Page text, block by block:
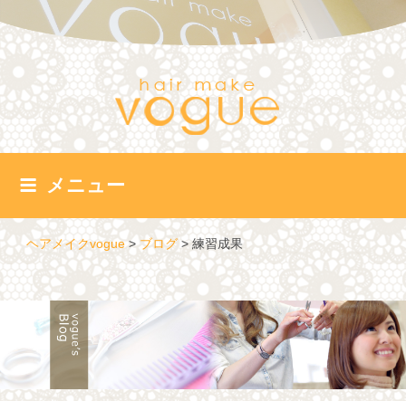
ン
テ
ツ
へ
ス
キ
メニュー
ヘアメイクvogue>ブログ>練習成果